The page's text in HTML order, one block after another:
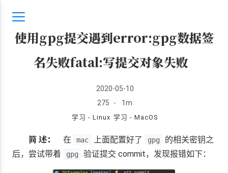
使用gpg提交遇到error:gpg数据签
名失败fatal:写提交对象失败
2020-05-10
275
- 1m
学习 - Linux 学习 - MacOS
简 述： 在 mac 上面配置好了 gpg
的相关密钥之
后，尝试带着
gpg 验证提交 commit，发现报错如下：